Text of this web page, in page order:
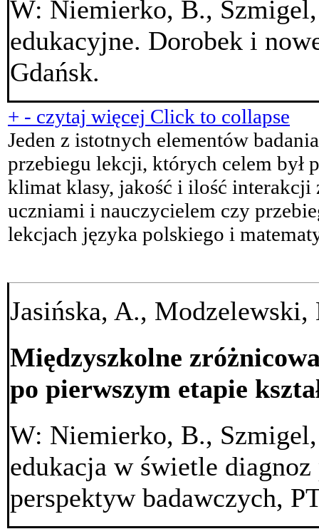
W: Niemierko, B.,
edukacyjne. Dorobek i
Gdańsk.
+ - czytaj więcej Click to collapse
Jeden z istotnych elementów
przebiegu lekcji, których celem był
klimat klasy, jakość i ilość interakcji
uczniami i nauczycielem czy
lekcjach języka polskiego i
Jasińska, A.,
Międzyszkolne
po pierwszym etapie
W: Niemierko, B.,
edukacja w świetle
perspektyw badawczych,